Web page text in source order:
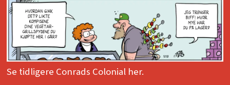
Se tidligere Conrads Colonial her.